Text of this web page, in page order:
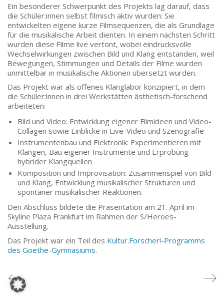
Ein besonderer Schwerpunkt des Projekts lag darauf, dass
die Schüler:innen selbst filmisch aktiv wurden: Sie
entwickelten eigene kurze Filmsequenzen, die als Grundlage
für die musikalische Arbeit dienten. In einem nächsten Schritt
wurden diese Filme live vertont, wobei eindrucksvolle
Wechselwirkungen zwischen Bild und Klang entstanden, weil
Bewegungen, Stimmungen und Details der Filme wurden
unmittelbar in musikalische Aktionen übersetzt wurden.
Das Projekt war als offenes Klanglabor konzipiert, in dem
die Schüler:innen in drei Werkstätten ästhetisch-forschend
arbeiteten:
Bild und Video: Entwicklung eigener Filmideen und Video-
Collagen sowie Einblicke in Live-Video und Szenografie
Instrumentenbau und Elektronik: Experimentieren mit
Klängen, Bau eigener Instrumente und Erprobung
hybrider Klangquellen
Komposition und Improvisation: Zusammenspiel von Bild
und Klang, Entwicklung musikalischer Strukturen und
spontaner musikalischer Reaktionen.
Den Abschluss bildete die Präsentation am 21. April im
Skyline Plaza Frankfurt im Rahmen der S/Heroes-
Ausstellung.
Das Projekt war ein Teil des Kultur.Forscher!-Programms
des Goethe-Gymnasiums.
Beethovenstraße 8-10
60325 Frankfurt am Main
SEKRETARIAT AUßENSTELLE
Melanie Jakob, Angela Thönissen
Mo – DO: 8:30 – 13:30 Uhr
Fr: 9:30 – 13:30 Uhr
TEL: 069-212-36869
SCHULLEITUNG
Schulleiterin:Dr. Ute Utech (OStD’n)
stellv. Schulleitung: nn
Studienleiter:
Erweiterte Schulleitung:Hans-Dieter Bunger (StD),
Anette Reifenberg (StD’n), Elke Heidl-Charmillon
(StD’n)
© Goethe-Gymnasium 2025